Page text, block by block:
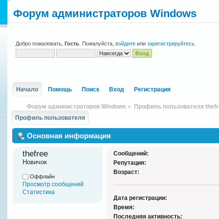
Форум администраторов Windows
Добро пожаловать, Гость . Пожалуйста, войдите или зарегистрируйтесь
Начало Помощь Поиск Вход Регистрация
Форум администраторов Windows »
Профиль пользователя
Профиль пользователя
Основная информация
thefree
Новичок
Оффлайн
Просмотр сообщений
Статистика
Сообщений:
Репутация:
Возраст:
Дата регистрации:
Время:
Последняя активность: